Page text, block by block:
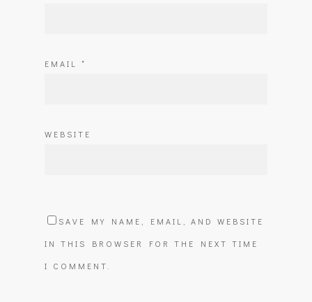
EMAIL *
WEBSITE
SAVE MY NAME, EMAIL, AND WEBSITE
IN THIS BROWSER FOR THE NEXT TIME
I COMMENT.